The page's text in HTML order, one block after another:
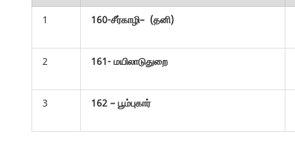
1
160-சீர்காழி– (தனி)
2 161- மயிலாடுதுறை
3 162 – பூம்புகார்